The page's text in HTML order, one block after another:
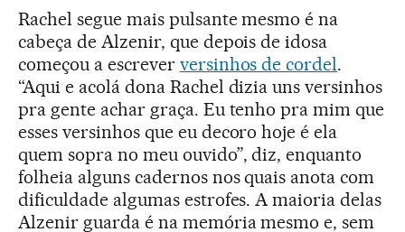
Rachel segue mais pulsante mesmo é na
cabeça de Alzenir, que depois de idosa
começou a escrever versinhos de cordel.
“Aqui e acolá dona Rachel dizia uns versinhos
pra gente achar graça. Eu tenho pra mim que
esses versinhos que eu decoro hoje é ela
quem sopra no meu ouvido”, diz, enquanto
folheia alguns cadernos nos quais anota com
dificuldade algumas estrofes. A maioria delas
Alzenir guarda é na memória mesmo e, sem